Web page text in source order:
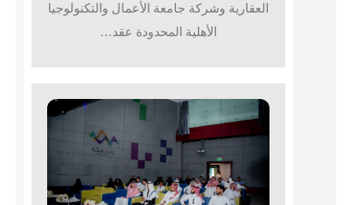
العقارية وشركة جامعة الأعمال والتكنولوجيا
الأهلية المحدودة عقد…